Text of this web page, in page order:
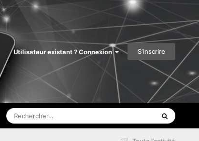
Utilisateur existant ? Connexion S’inscrire